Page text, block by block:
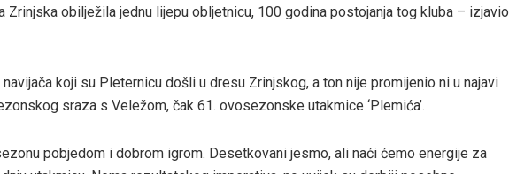
Zrinjska obilježila jednu lijepu obljetnicu, 100 godina postojanja tog kluba – izjavio
koji su Pleternicu došli u dresu Zrinjskog, a ton nije promijenio ni u najavi
sraza s Veležom, čak 61. ovosezonske utakmice ‘Plemića’.
pobjedom i dobrom igrom. Desetkovani jesmo, ali naći ćemo energije za